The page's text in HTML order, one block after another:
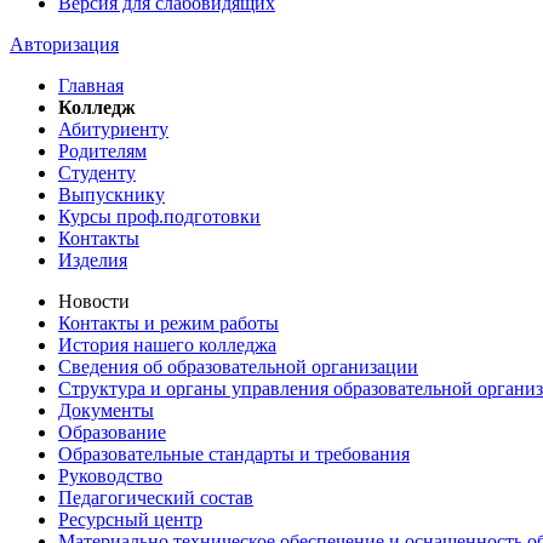
Авторизация
Главная
Колледж
Абитуриенту
Родителям
Студенту
Выпускнику
Курсы проф.подготовки
Контакты
Изделия
Новости
Контакты и режим работы
История нашего колледжа
Сведения об образовательной организации
Структура и органы управления образовательной
Документы
Образование
Образовательные стандарты и требования
Руководство
Педагогический состав
Ресурсный центр